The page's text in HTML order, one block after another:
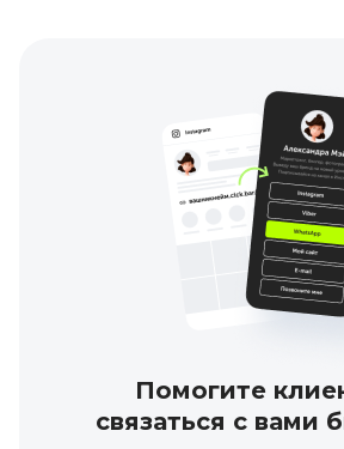
Помогите
связаться с вами